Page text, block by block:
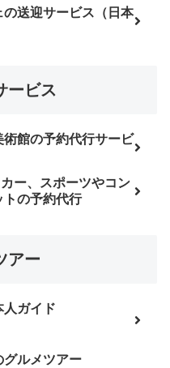
の送迎サービス（日本
ービス
術館の予約代行サービ
ー、スポーツやコン
トの予約代行
アー
人ガイド
グルメツアー